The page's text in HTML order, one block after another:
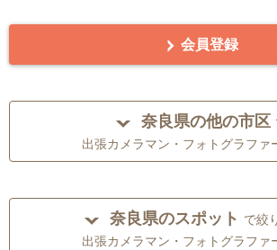
会員登録
奈良県の他の市区
出張カメラマン・フォトグラファ
奈良県のスポット で絞
出張カメラマン・フォトグラファ